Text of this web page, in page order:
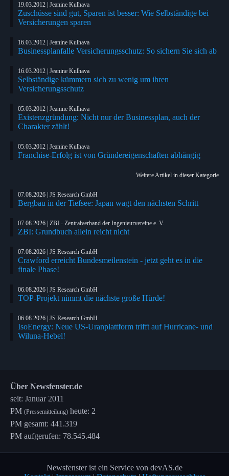
19.03.2012 | Jeanine Kulhava
Zuschüsse sind gut, Sparen ist besser: Wie Selbständige bei
Versicherungen sparen
16.03.2012 | Jeanine Kulhava
Businessplanfalle Versicherungsschutz: So sichern Sie sich ab
16.03.2012 | Jeanine Kulhava
Selbständige kümmern sich zu wenig um ihren
Versicherungsschutz
05.03.2012 | Jeanine Kulhava
Existenzgründung: Nicht nur der Businessplan, auch der
Charakter zählt!
05.03.2012 | Jeanine Kulhava
Franchise-Erfolg ist von Gründereigenschaften abhängig
Weitere Artikel in dieser Kategorie
07.08.2026 | JS Research GmbH
Bergbau in der Tiefsee: Japan wagt den nächsten Schritt
07.08.2026 | ZBI - Zentralverband der Ingenieurvereine e. V.
ZBI: Grundbuch allein reicht nicht
07.08.2026 | JS Research GmbH
Crawford erreicht Bundesmeilenstein - jetzt geht es in die
finale Phase!
06.08.2026 | JS Research GmbH
TOP-Projekt nimmt die nächste große Hürde!
06.08.2026 | JS Research GmbH
IsoEnergy: Neue US-Uranplattform trifft auf Hurricane- und
Wiluna-Hebel!
Über Newsfenster.de
seit: Januar 2011
PM (Pressemitteilung) heute: 2
PM gesamt: 441.319
PM aufgerufen: 78.545.484
Newsfenster ist ein Service von devAS.de